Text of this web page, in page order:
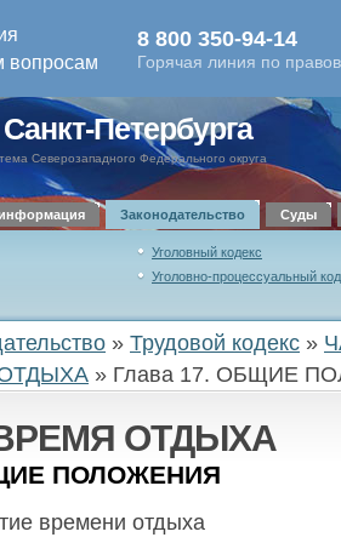
Петербурга
Северозападного Федерального округа
Законодательство Суды
Уголовный кодекс
Уголовно-процессуальный
» Трудовой кодекс »
ОТДЫХА » Глава 17. ОБЩИЕ
ВРЕМЯ ОТДЫХА
ПОЛОЖЕНИЯ
времени отдыха